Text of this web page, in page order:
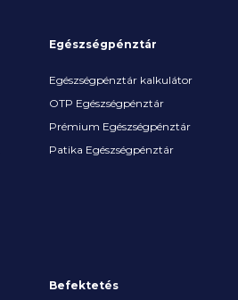
Egészségpénztár
Egészségpénztár kalkulátor
OTP Egészségpénztár
Prémium Egészségpénztár
Patika Egészségpénztár
Befektetés